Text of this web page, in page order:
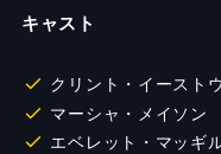
キャスト
クリント・イースト
マーシャ・メイソン
エベレット・マッギ